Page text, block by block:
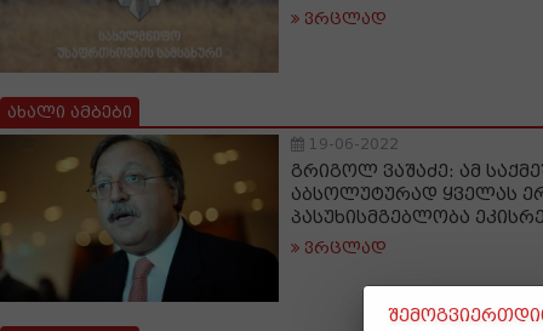
ვრცლად
ახალი ამბები
19-06-2022
გრიგოლ ვაშაძე: ამ
აბსოლუტურად ყველას
პასუხისმგებლობა
ვრცლად